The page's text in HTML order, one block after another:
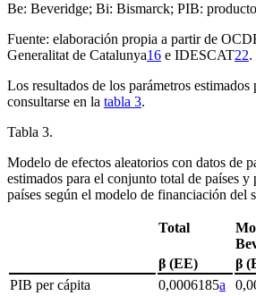
Be: Beveridge; Bi: Bismarck; PIB:
Fuente: elaboración propia a partir de
Generalitat de Catalunya16 e IDESCAT22.
Los resultados de los parámetros
consultarse en la tabla 3.
Tabla 3.
Modelo de efectos aleatorios con datos de
estimados para el conjunto total de países y
países según el modelo de financiación del
Total
β (EE)
β
PIB per cápita
0,0006185a